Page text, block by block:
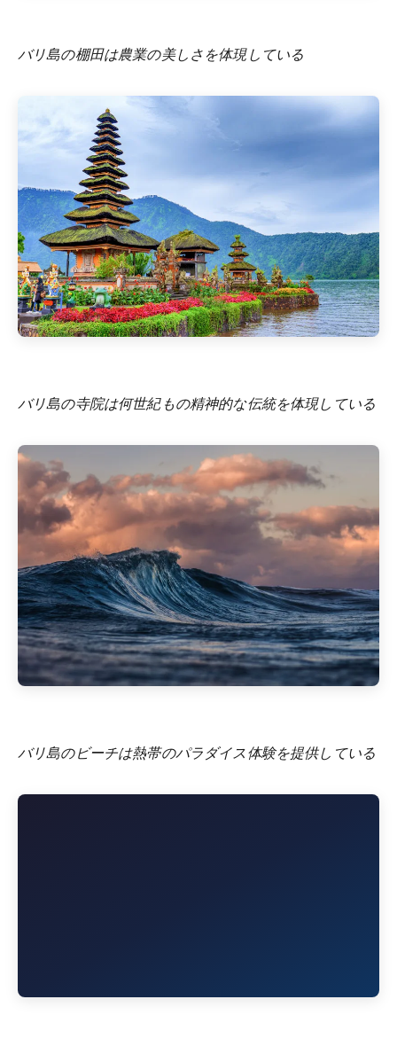
バリ島の棚田は農業の美しさを体現している
バリ島の寺院は何世紀もの精神的な伝統を体現している
バリ島のビーチは熱帯のパラダイス体験を提供している